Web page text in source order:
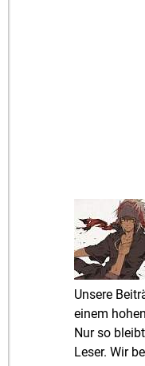
Unsere
einem
Nur so
Leser. Wir